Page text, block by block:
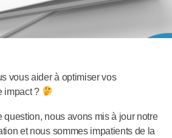
vous aider à optimiser vos
impact ?
question, nous avons mis à jour notre
et nous sommes impatients de la